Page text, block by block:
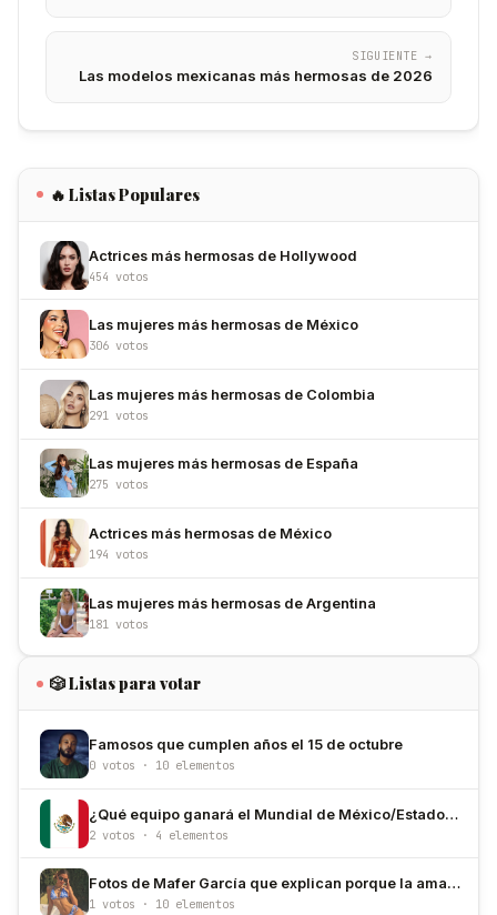
SIGUIENTE →
Las modelos mexicanas más hermosas de 2026
🔥 Listas Populares
Actrices más hermosas de Hollywood
454 votos
Las mujeres más hermosas de México
306 votos
Las mujeres más hermosas de Colombia
291 votos
Las mujeres más hermosas de España
275 votos
Actrices más hermosas de México
194 votos
Las mujeres más hermosas de Argentina
181 votos
🎲 Listas para votar
Famosos que cumplen años el 15 de octubre
0 votos · 10 elementos
¿Qué equipo ganará el Mundial de México/Estados Unidos/Canadá 2026?
2 votos · 4 elementos
Fotos de Mafer García que explican porque la amamos
1 votos · 10 elementos